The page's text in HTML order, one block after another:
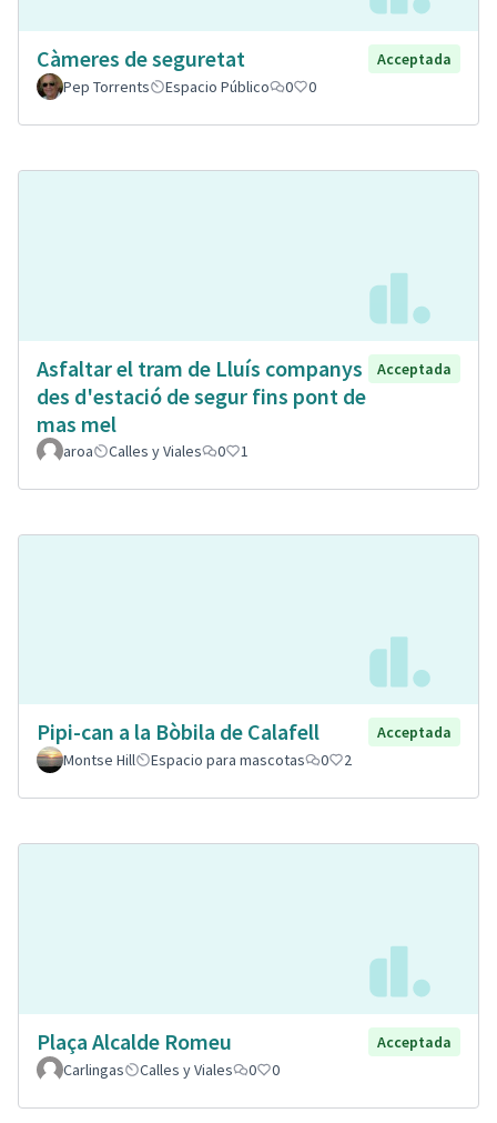
Càmeres de seguretat
Acceptada
Pep Torrents
Espacio Público 0 0
Asfaltar el tram de Lluís companys
des d'estació de segur fins pont de
mas mel
Acceptada
aroa Calles y Viales 0 1
Pipi-can a la Bòbila de Calafell
Acceptada
Montse Hill
Espacio para mascotas 0 2
Plaça Alcalde Romeu
Acceptada
Carlingas
Calles y Viales 0 0